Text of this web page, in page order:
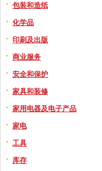
包装和造纸
化学品
印刷及出版
商业服务
安全和保护
家具和装修
家用电器及电子产品
家电
工具
库存